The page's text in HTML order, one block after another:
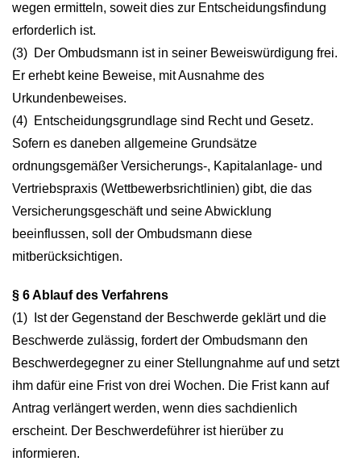
wegen ermitteln, soweit dies zur Entscheidungsfindung
erforderlich ist.
(3) Der Ombudsmann ist in seiner Beweiswürdigung frei.
Er erhebt keine Beweise, mit Ausnahme des
Urkundenbeweises.
(4) Entscheidungsgrundlage sind Recht und Gesetz.
Sofern es daneben allgemeine Grundsätze
ordnungsgemäßer Versicherungs-, Kapitalanlage- und
Vertriebspraxis (Wettbewerbsrichtlinien) gibt, die das
Versicherungsgeschäft und seine Abwicklung
beeinflussen, soll der Ombudsmann diese
mitberücksichtigen.
§ 6 Ablauf des Verfahrens
(1) Ist der Gegenstand der Beschwerde geklärt und die
Beschwerde zulässig, fordert der Ombudsmann den
Beschwerdegegner zu einer Stellungnahme auf und setzt
ihm dafür eine Frist von drei Wochen. Die Frist kann auf
Antrag verlängert werden, wenn dies sachdienlich
erscheint. Der Beschwerdeführer ist hierüber zu
informieren.